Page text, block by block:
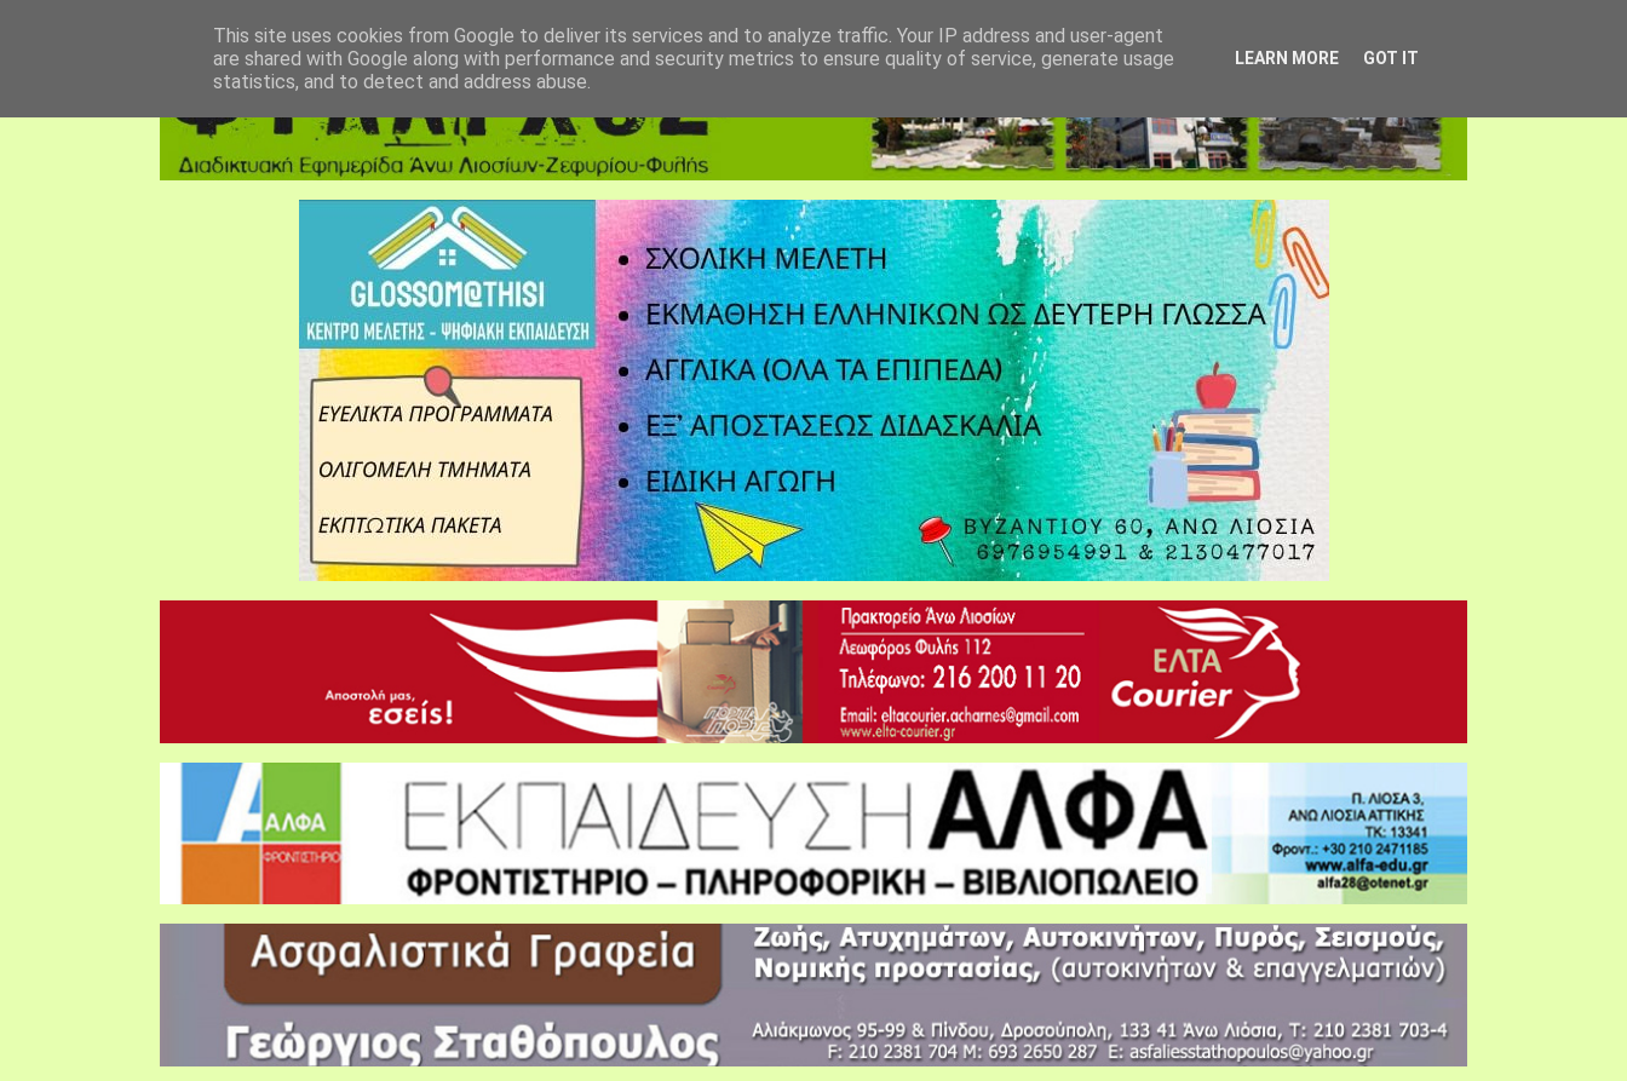
This site uses cookies from Google to deliver its services and to analyze traffic. Your IP address and user-agent
are shared with Google along with performance and security metrics to ensure quality of service, generate usage
statistics, and to detect and address abuse.
LEARN MORE GOT IT